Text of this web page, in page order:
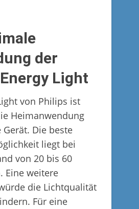
der
Light
von Philips ist
Heimanwendung
Gerät. Die beste
liegt bei
von 20 bis 60
Eine weitere
die Lichtqualität
Für eine